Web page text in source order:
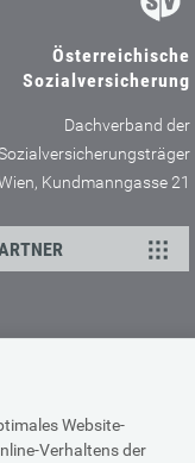
Website-
Verhaltens der
Österreichische
Sozialversicherung
Dachverband der
Kundmanngasse 21
& Sicherheit